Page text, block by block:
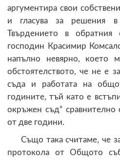
аргументира свои
и гласува за решения в
Твърдението в
господин Красимир
напълно невярно,
обстоятелството, че не е
съда и работата на
годините, тъй като е
окръжен съд“
от две години.
Също така считаме, че
протокола от Общото